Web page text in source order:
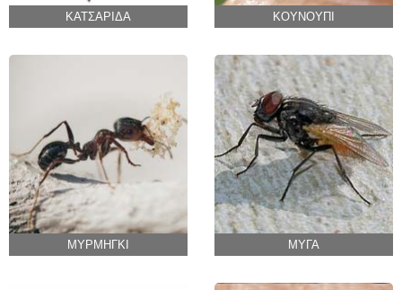
ΚΑΤΣΑΡΙΔΑ ΚΟΥΝΟΥΠΙ
ΜΥΡΜΗΓΚΙ ΜΥΓΑ